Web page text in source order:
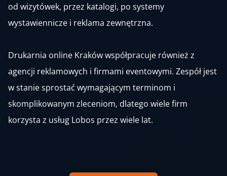
od wizytówek, przez katalogi, po systemy
wystawiennicze i reklama zewnętrzna.
Drukarnia online Kraków współpracuje również z
agencji reklamowych i firmami eventowymi. Zespół jest
w stanie sprostać wymagającym terminom i
skomplikowanym zleceniom, dlatego wiele firm
korzysta z usług Lobos przez wiele lat.